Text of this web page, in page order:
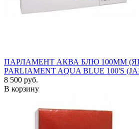
ПАРЛАМЕНТ АКВА БЛЮ 100ММ
PARLIAMENT AQUA BLUE 100'S
8 500 руб.
В корзину